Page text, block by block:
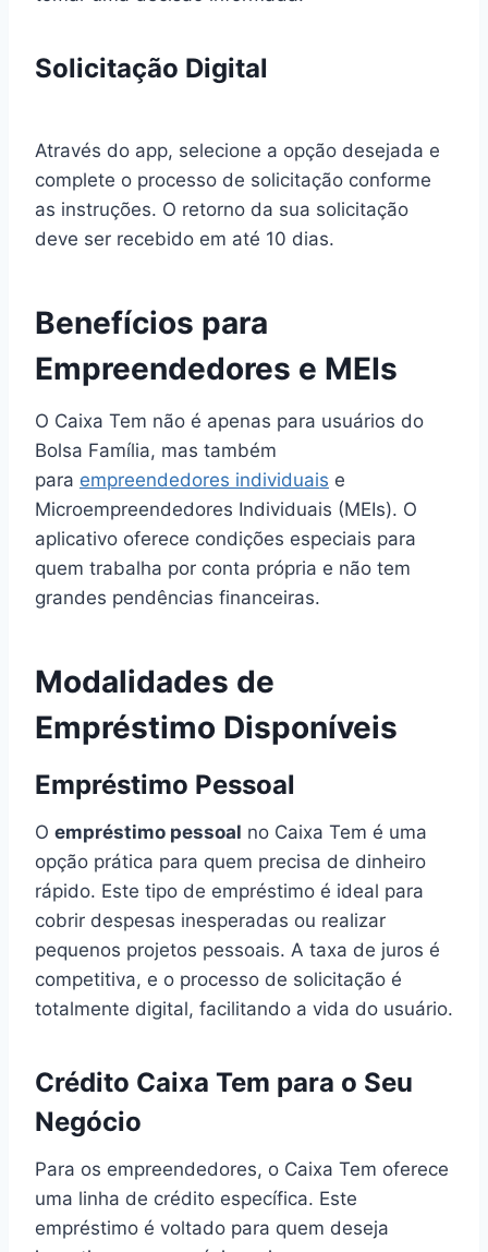
Solicitação Digital
Através do app, selecione a opção desejada e
complete o processo de solicitação conforme
as instruções. O retorno da sua solicitação
deve ser recebido em até 10 dias.
Benefícios para
Empreendedores e MEIs
O Caixa Tem não é apenas para usuários do
Bolsa Família, mas também
para empreendedores individuais e
Microempreendedores Individuais (MEIs). O
aplicativo oferece condições especiais para
quem trabalha por conta própria e não tem
grandes pendências financeiras.
Modalidades de
Empréstimo Disponíveis
Empréstimo Pessoal
O empréstimo pessoal no Caixa Tem é uma
opção prática para quem precisa de dinheiro
rápido. Este tipo de empréstimo é ideal para
cobrir despesas inesperadas ou realizar
pequenos projetos pessoais. A taxa de juros é
competitiva, e o processo de solicitação é
totalmente digital, facilitando a vida do usuário.
Crédito Caixa Tem para o Seu
Negócio
Para os empreendedores, o Caixa Tem oferece
uma linha de crédito específica. Este
empréstimo é voltado para quem deseja